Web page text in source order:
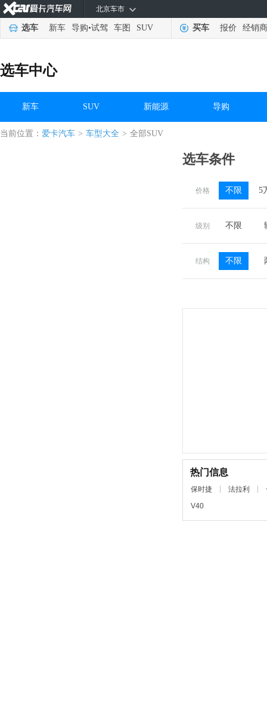
北京车市
选车 新车 导购•试驾 车图 SUV 买车 报价 经销商
选车中心
新车 SUV 新能源 导购
当前位置： 爱卡汽车 > 车型大全 > 全部SUV
选车条件
价格 不限 5
级别 不限
结构 不限
热门信息
保时捷 法拉利
V40